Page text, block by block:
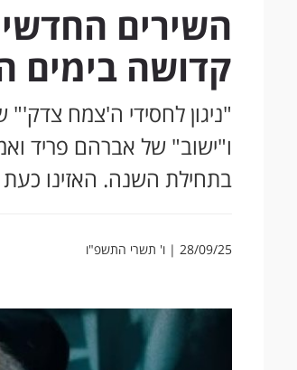
השירים
קדושה בימים
"ניגון לחסידי ה'צמח צדק'"
ו"ישוב" של אברהם פריד
בתחילת השנה. האזינו כעת
28/09/25 | ו' תשרי התשפ"ו